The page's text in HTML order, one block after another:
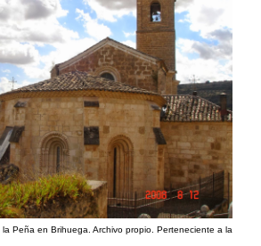
Peña en Brihuega. Archivo propio. Perteneciente a la